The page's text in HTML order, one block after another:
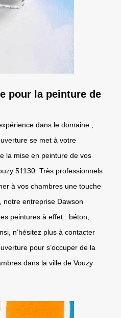
pour la peinture de
dans le domaine ;
se met à votre
la mise en peinture de vos
51130. Très professionnels
à vos chambres une touche
notre entreprise Dawson
peintures à effet : béton,
n’hésitez plus à contacter
pour s’occuper de la
dans la ville de Vouzy